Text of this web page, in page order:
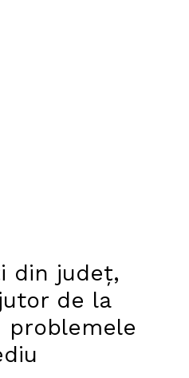
din județ,
de la
problemele